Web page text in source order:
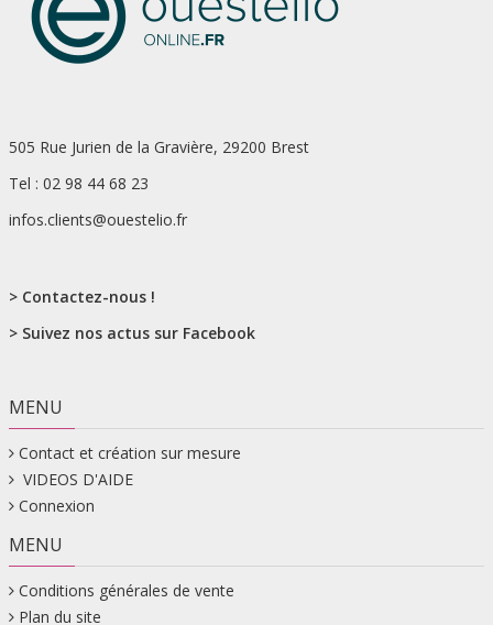
505 Rue Jurien de la Gravière, 29200 Brest
Tel : 02 98 44 68 23
infos.clients@ouestelio.fr
> Contactez-nous !
> Suivez nos actus sur Facebook
MENU
Contact et création sur mesure
VIDEOS D'AIDE
Connexion
MENU
Conditions générales de vente
Plan du site